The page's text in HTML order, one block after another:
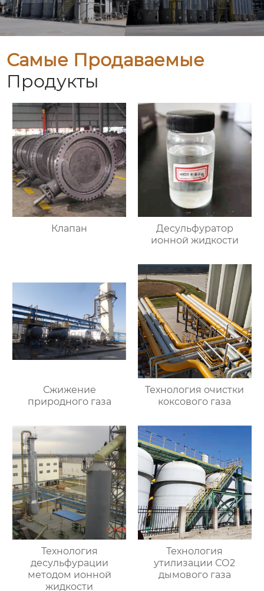
Самые Продаваемые
Продукты
Клапан
Десульфуратор
ионной жидкости
Сжижение
природного газа
Технология очистки
коксового газа
Технология
десульфурации
методом ионной
жидкости
Технология
утилизации СО2
дымового газа